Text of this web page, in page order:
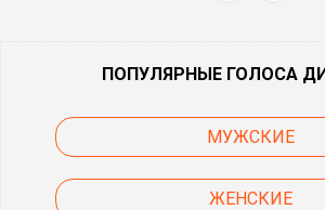
ПОПУЛЯРНЫЕ ГОЛОСА
МУЖСКИЕ
ЖЕНСКИЕ